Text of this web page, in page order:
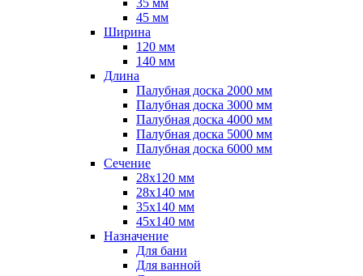
35 мм
45 мм
Ширина
120 мм
140 мм
Длина
Палубная доска 2000 мм
Палубная доска 3000 мм
Палубная доска 4000 мм
Палубная доска 5000 мм
Палубная доска 6000 мм
Сечение
28х120 мм
28х140 мм
35х140 мм
45х140 мм
Назначение
Для бани
Для ванной